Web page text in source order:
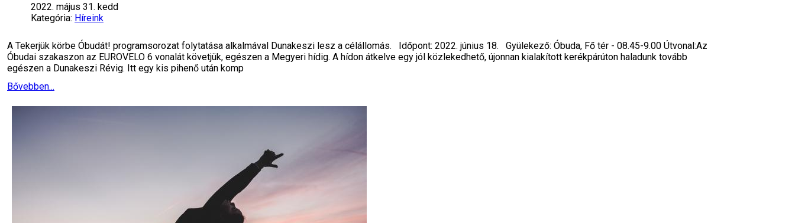
2022. május 31. kedd
Kategória: Híreink
A Tekerjük körbe Óbudát! programsorozat folytatása alkalmával Dunakeszi lesz a célállomás. Időpont: 2022. június 18. Gyülekező: Óbuda, Fő tér - 08.45-9.00 Útvonal:Az
Óbudai szakaszon az EUROVELO 6 vonalát követjük, egészen a Megyeri hídig. A hídon átkelve egy jól közlekedhető, újonnan kialakított kerékpárúton haladunk tovább
egészen a Dunakeszi Révig. Itt egy kis pihenő után komp
Bővebben...